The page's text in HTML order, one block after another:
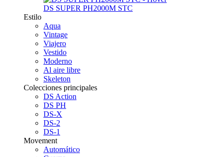
DS SUPER PH2000M STC
Estilo
Aqua
Vintage
Viajero
Vestido
Moderno
Al aire libre
Skeleton
Colecciones principales
DS Action
DS PH
DS-X
DS-2
DS-1
Movement
Automático